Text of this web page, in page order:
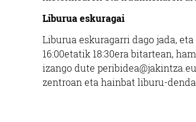
Liburua eskuragai
Liburua eskuragarri dago jada,
16:00etatik 18:30era bitartean,
izango dute
zentroan eta hainbat liburu-